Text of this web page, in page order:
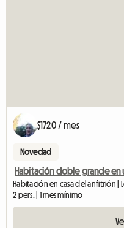
$1720 / mes
Novedad
Habitación doble grande
Habitación en casa del anfitrión |
2 pers. | 1 mes mínimo